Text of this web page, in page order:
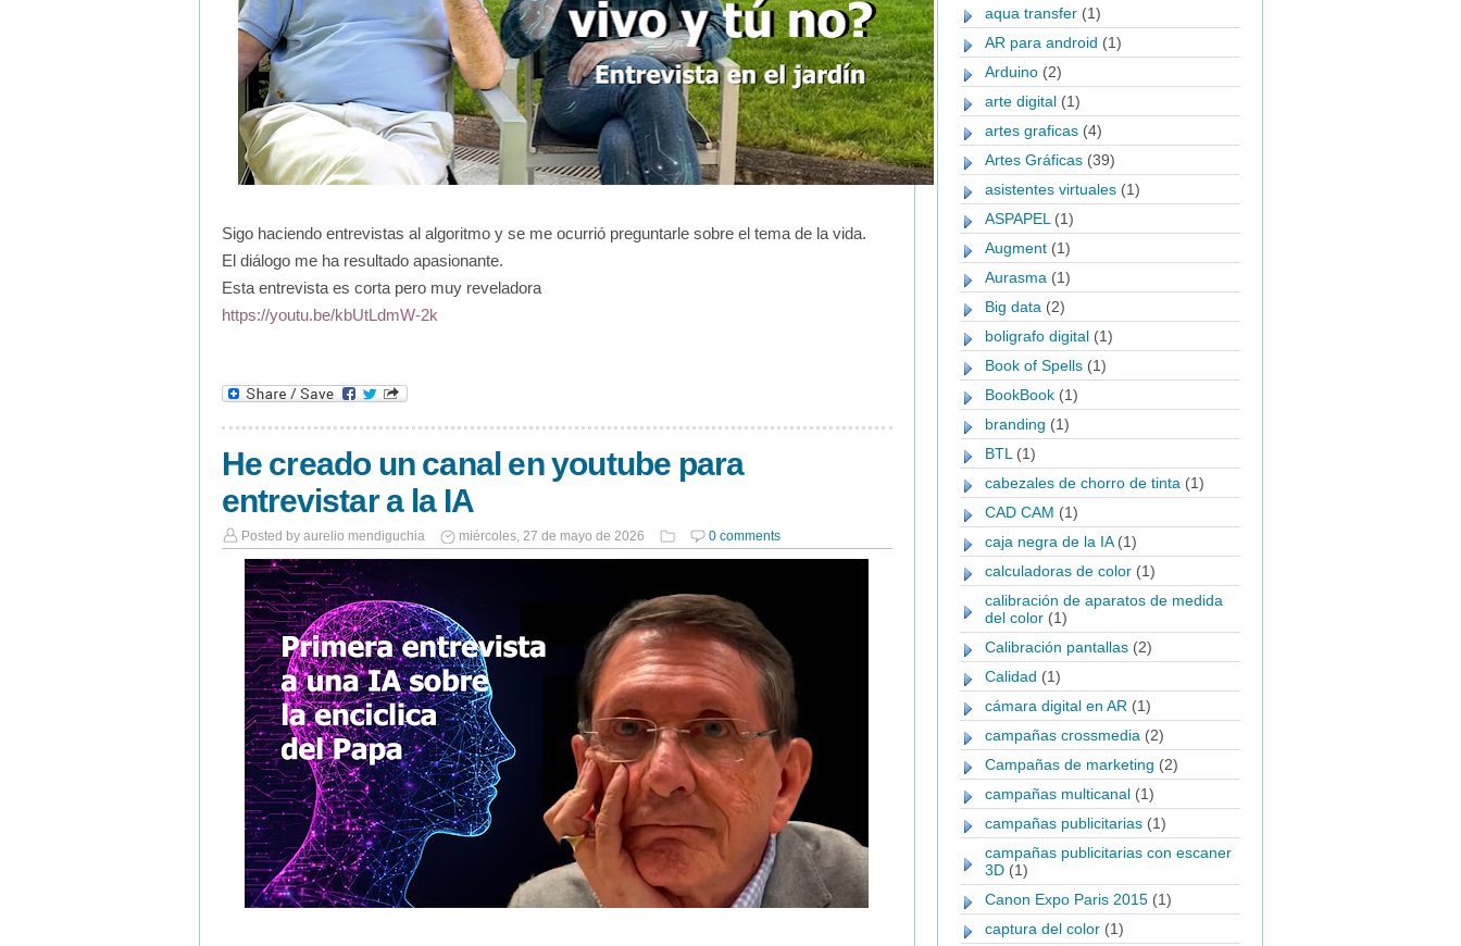
Sigo haciendo entrevistas al algoritmo y se me ocurrió preguntarle sobre el tema de la vida.
El diálogo me ha resultado apasionante.
Esta entrevista es corta pero muy reveladora
https://youtu.be/kbUtLdmW-2k
He creado un canal en youtube para
entrevistar a la IA
Posted by aurelio mendiguchia miércoles, 27 de mayo de 2026 0 comments
aqua transfer (1)
AR para android (1)
Arduino (2)
arte digital (1)
artes graficas (4)
Artes Gráficas (39)
asistentes virtuales (1)
ASPAPEL (1)
Augment (1)
Aurasma (1)
Big data (2)
boligrafo digital (1)
Book of Spells (1)
BookBook (1)
branding (1)
BTL (1)
cabezales de chorro de tinta (1)
CAD CAM (1)
caja negra de la IA (1)
calculadoras de color (1)
calibración de aparatos de medida
del color (1)
Calibración pantallas (2)
Calidad (1)
cámara digital en AR (1)
campañas crossmedia (2)
Campañas de marketing (2)
campañas multicanal (1)
campañas publicitarias (1)
campañas publicitarias con escaner
3D (1)
Canon Expo Paris 2015 (1)
captura del color (1)